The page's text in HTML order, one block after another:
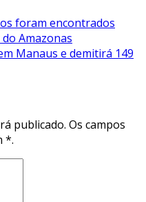
foram encontrados
Amazonas
Manaus e demitirá 149
publicado. Os campos
*.